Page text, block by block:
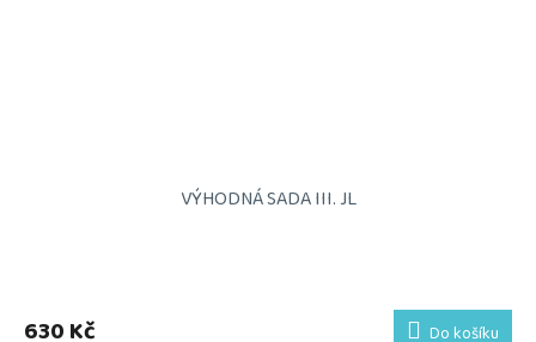
VÝHODNÁ SADA III. JL
produktu
630 Kč Do košíku